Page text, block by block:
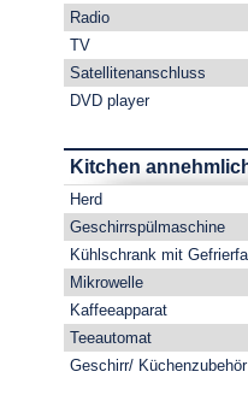
Radio
TV
Satellitenanschluss
DVD player
Kitchen
Herd
Geschirrspülmaschine
Kühlschrank mit
Mikrowelle
Kaffeeapparat
Teeautomat
Geschirr/ Küchenzubehör